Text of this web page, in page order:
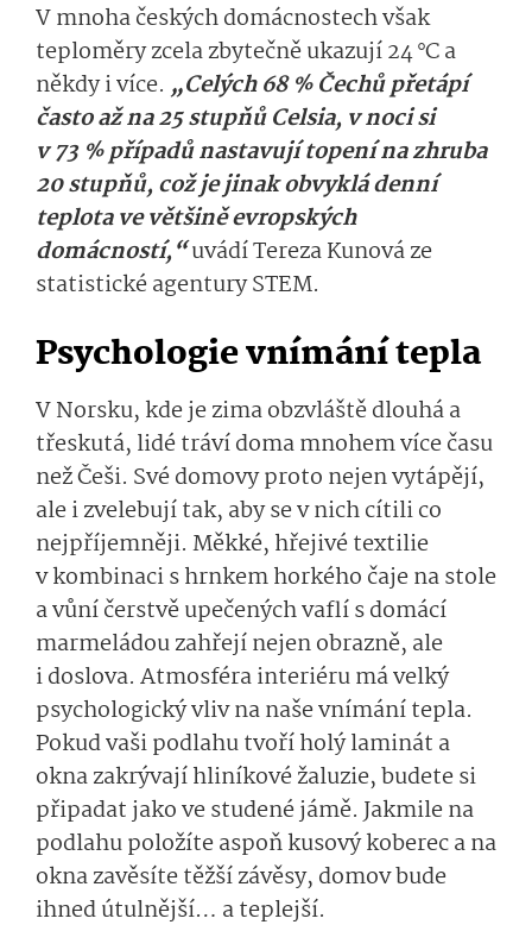
V mnoha českých domácnostech však
teploměry zcela zbytečně ukazují 24 °C a
někdy i více. „Celých 68 % Čechů přetápí
často až na 25 stupňů Celsia, v noci si
v 73 % případů nastavují topení na zhruba
20 stupňů, což je jinak obvyklá denní
teplota ve většině evropských
domácností,“uvádí Tereza Kunová ze
statistické agentury STEM.
Psychologie vnímání tepla
V Norsku, kde je zima obzvláště dlouhá a
třeskutá, lidé tráví doma mnohem více času
než Češi. Své domovy proto nejen vytápějí,
ale i zvelebují tak, aby se v nich cítili co
nejpříjemněji. Měkké, hřejivé textilie
v kombinaci s hrnkem horkého čaje na stole
a vůní čerstvě upečených vaflí s domácí
marmeládou zahřejí nejen obrazně, ale
i doslova. Atmosféra interiéru má velký
psychologický vliv na naše vnímání tepla.
Pokud vaši podlahu tvoří holý laminát a
okna zakrývají hliníkové žaluzie, budete si
připadat jako ve studené jámě. Jakmile na
podlahu položíte aspoň kusový koberec a na
okna zavěsíte těžší závěsy, domov bude
ihned útulnější… a teplejší.